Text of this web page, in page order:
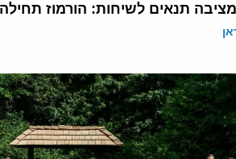
מציבה תנאים לשיחות: הורמוז